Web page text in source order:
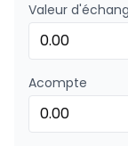
Valeur
Acompte